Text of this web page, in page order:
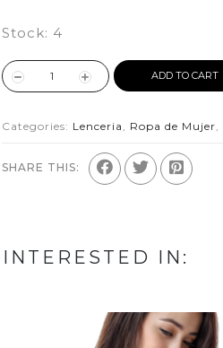
Stock: 4
ADD TO CART
Categories: Lenceria , Ropa de Mujer,
SHARE THIS:
IN: